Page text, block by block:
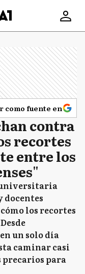
como fuente en
contra
recortes
entre los
universitaria
docentes
los recortes
un solo día
caminar casi
precarios para